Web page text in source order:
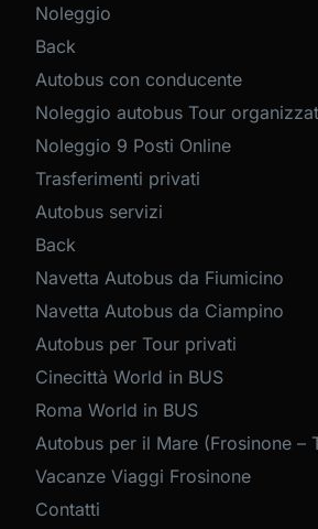
Noleggio
Back
Autobus con conducente
Noleggio autobus Tour
Noleggio 9 Posti Online
Trasferimenti privati
Autobus servizi
Back
Navetta Autobus da Fiumicino
Navetta Autobus da Ciampino
Autobus per Tour privati
Cinecittà World in BUS
Roma World in BUS
Autobus per il Mare (Frosinone –
Vacanze Viaggi Frosinone
Contatti